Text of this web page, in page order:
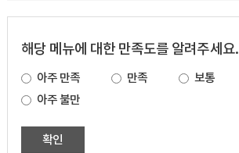
해당 메뉴에 대한 만족도를 알려주세요.
아주 만족 만족 보통
아주 불만
확인